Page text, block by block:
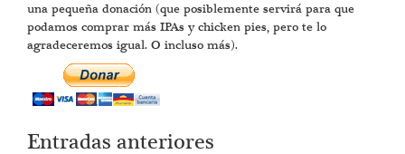
una pequeña donación (que posiblemente servirá para que
podamos comprar más IPAs y chicken pies, pero te lo
agradeceremos igual. O incluso más).
Entradas anteriores